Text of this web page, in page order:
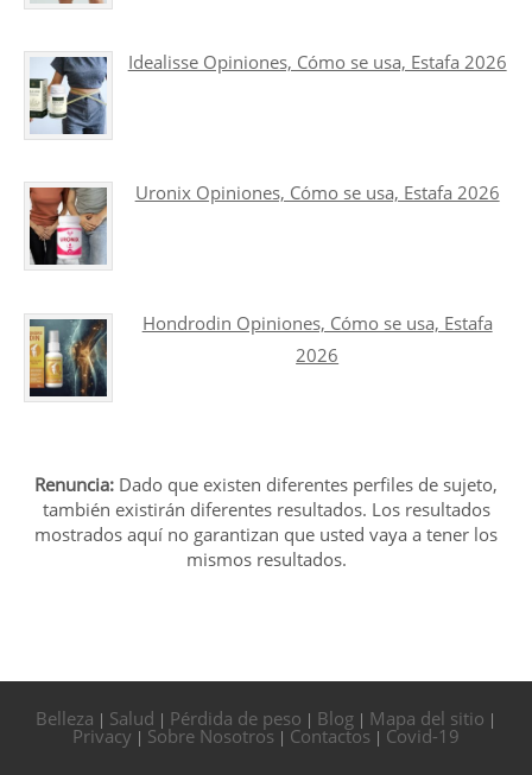
Idealisse Opiniones, Cómo se usa, Estafa 2026
Uronix Opiniones, Cómo se usa, Estafa 2026
Hondrodin Opiniones, Cómo se usa, Estafa
2026
Renuncia: Dado que existen diferentes perfiles de sujeto,
también existirán diferentes resultados. Los resultados
mostrados aquí no garantizan que usted vaya a tener los
mismos resultados.
Belleza | Salud | Pérdida de peso | Blog | Mapa del sitio |
Privacy | Sobre Nosotros | Contactos | Covid-19